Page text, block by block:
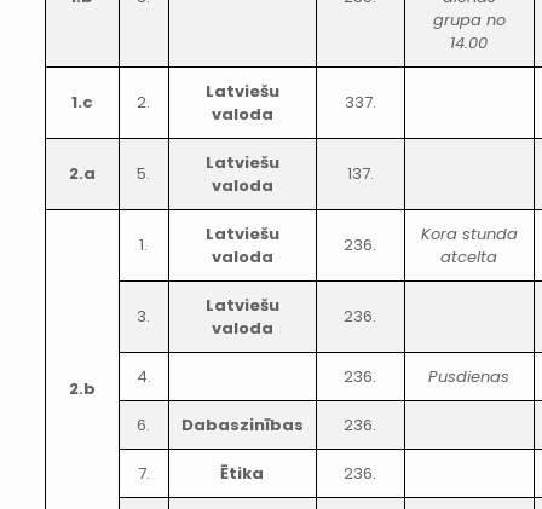
grupa no
14.00
1.c 2.
Latviešu
valoda
337.
2.a 5.
Latviešu
valoda
137.
2.b
1.
Latviešu
valoda
236.
Kora stunda
atcelta
3.
Latviešu
valoda
236.
4. 236. Pusdienas
6. Dabaszinības 236.
7. Ētika 236.